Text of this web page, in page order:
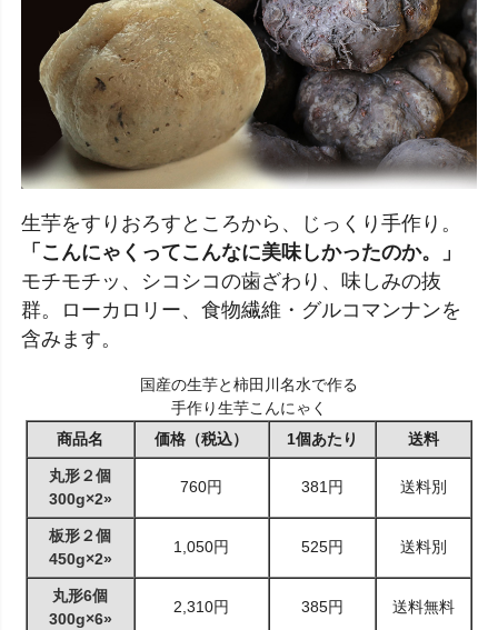
生芋をすりおろすところから、じっくり手作り。
「こんにゃくってこんなに美味しかったのか。」
モチモチッ、シコシコの歯ざわり、味しみの抜
群。ローカロリー、食物繊維・グルコマンナンを
含みます。
国産の生芋と柿田川名水で作る
手作り生芋こんにゃく
商品名
価格（税込） 1個あたり 送料
丸形２個
300g×2»
760円 381円 送料別
板形２個
450g×2»
1,050円 525円 送料別
丸形6個
300g×6»
2,310円 385円 送料無料